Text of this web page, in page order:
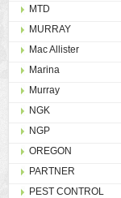
MTD
MURRAY
Mac Allister
Marina
Murray
NGK
NGP
OREGON
PARTNER
PEST CONTROL